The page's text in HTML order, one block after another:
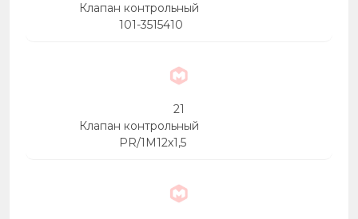
Клапан контрольный
101-3515410
21
Клапан контрольный
PR/1M12х1,5